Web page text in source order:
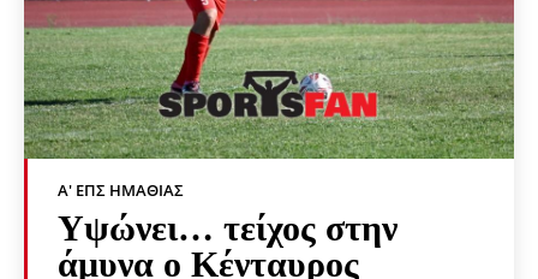
Α' ΕΠΣ ΗΜΑΘΊΑΣ
Υψώνει… τείχος στην
άμυνα ο Κένταυρος